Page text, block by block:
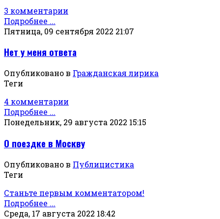
3 комментарии
Подробнее ...
Пятница, 09 сентября 2022 21:07
Нет у меня ответа
Опубликовано в Гражданская лирика
Теги
4 комментарии
Подробнее ...
Понедельник, 29 августа 2022 15:15
О поездке в Москву
Опубликовано в Публицистика
Теги
Станьте первым комментатором!
Подробнее ...
Среда, 17 августа 2022 18:42